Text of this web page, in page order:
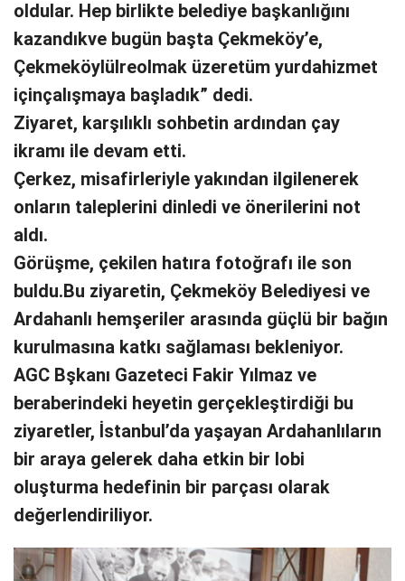
oldular. Hep birlikte belediye başkanlığını
kazandıkve bugün başta Çekmeköy’e,
Çekmeköylülreolmak üzeretüm yurdahizmet
içinçalışmaya başladık” dedi.
Ziyaret, karşılıklı sohbetin ardından çay
ikramı ile devam etti.
Çerkez, misafirleriyle yakından ilgilenerek
onların taleplerini dinledi ve önerilerini not
aldı.
Görüşme, çekilen hatıra fotoğrafı ile son
buldu.Bu ziyaretin, Çekmeköy Belediyesi ve
Ardahanlı hemşeriler arasında güçlü bir bağın
kurulmasına katkı sağlaması bekleniyor.
AGC Bşkanı Gazeteci Fakir Yılmaz ve
beraberindeki heyetin gerçekleştirdiği bu
ziyaretler, İstanbul’da yaşayan Ardahanlıların
bir araya gelerek daha etkin bir lobi
oluşturma hedefinin bir parçası olarak
değerlendiriliyor.